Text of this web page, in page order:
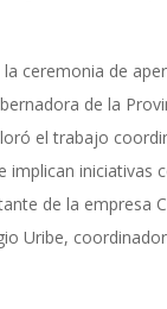
ceremonia de
de la
el trabajo
implican iniciativas
de la empresa
Uribe,